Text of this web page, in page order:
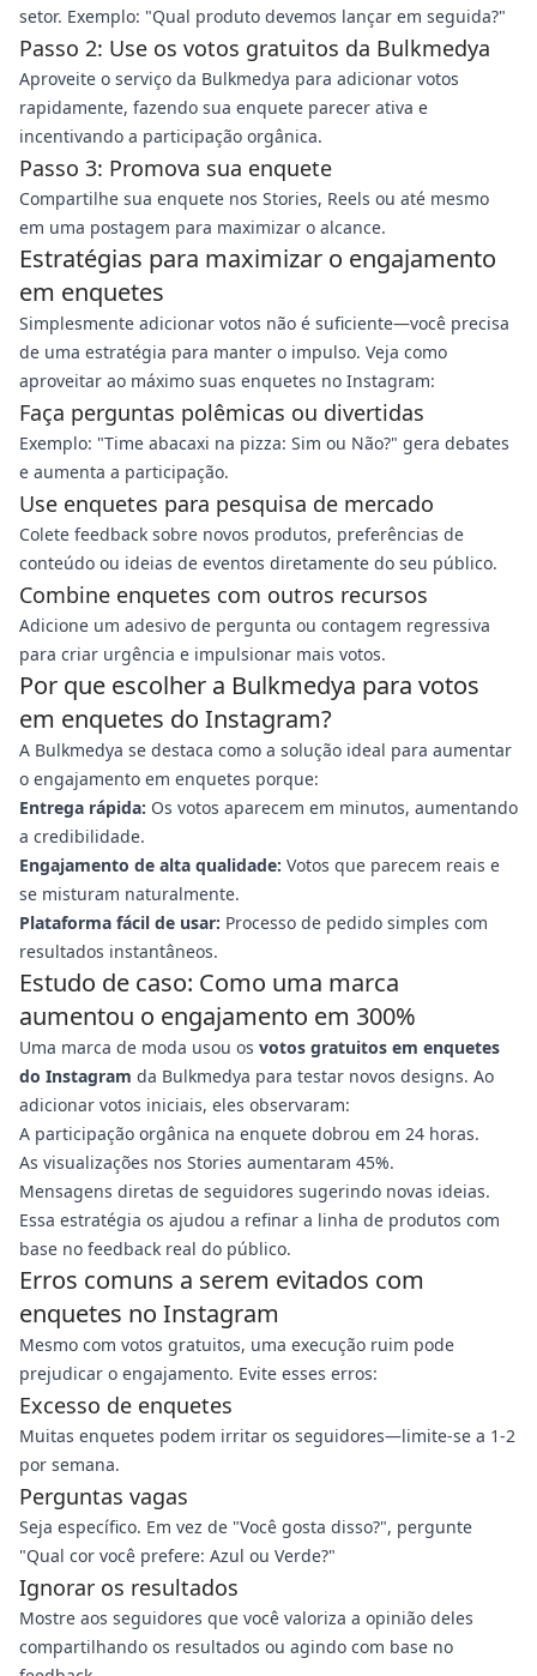
setor. Exemplo: "Qual produto devemos lançar em seguida?"
Passo 2: Use os votos gratuitos da Bulkmedya
Aproveite o serviço da Bulkmedya para adicionar votos
rapidamente, fazendo sua enquete parecer ativa e
incentivando a participação orgânica.
Passo 3: Promova sua enquete
Compartilhe sua enquete nos Stories, Reels ou até mesmo
em uma postagem para maximizar o alcance.
Estratégias para maximizar o engajamento
em enquetes
Simplesmente adicionar votos não é suficiente—você precisa
de uma estratégia para manter o impulso. Veja como
aproveitar ao máximo suas enquetes no Instagram:
Faça perguntas polêmicas ou divertidas
Exemplo: "Time abacaxi na pizza: Sim ou Não?" gera debates
e aumenta a participação.
Use enquetes para pesquisa de mercado
Colete feedback sobre novos produtos, preferências de
conteúdo ou ideias de eventos diretamente do seu público.
Combine enquetes com outros recursos
Adicione um adesivo de pergunta ou contagem regressiva
para criar urgência e impulsionar mais votos.
Por que escolher a Bulkmedya para votos
em enquetes do Instagram?
A Bulkmedya se destaca como a solução ideal para aumentar
o engajamento em enquetes porque:
Entrega rápida: Os votos aparecem em minutos, aumentando
a credibilidade.
Engajamento de alta qualidade: Votos que parecem reais e
se misturam naturalmente.
Plataforma fácil de usar: Processo de pedido simples com
resultados instantâneos.
Estudo de caso: Como uma marca
aumentou o engajamento em 300%
Uma marca de moda usou os votos gratuitos em enquetes
do Instagram da Bulkmedya para testar novos designs. Ao
adicionar votos iniciais, eles observaram:
A participação orgânica na enquete dobrou em 24 horas.
As visualizações nos Stories aumentaram 45%.
Mensagens diretas de seguidores sugerindo novas ideias.
Essa estratégia os ajudou a refinar a linha de produtos com
base no feedback real do público.
Erros comuns a serem evitados com
enquetes no Instagram
Mesmo com votos gratuitos, uma execução ruim pode
prejudicar o engajamento. Evite esses erros:
Excesso de enquetes
Muitas enquetes podem irritar os seguidores—limite-se a 1-2
por semana.
Perguntas vagas
Seja específico. Em vez de "Você gosta disso?", pergunte
"Qual cor você prefere: Azul ou Verde?"
Ignorar os resultados
Mostre aos seguidores que você valoriza a opinião deles
compartilhando os resultados ou agindo com base no